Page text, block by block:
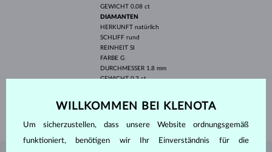
GEWICHT 0.08 ct
DIAMANTEN
HERKUNFT natürlich
SCHLIFF rund
REINHEIT SI
FARBE G
DURCHMESSER 1.8 mm
GEWICHT0.3 ct
1.25 g
WILLKOMMEN BEI KLENOTA
Um sicherzustellen, dass unsere Website ordnungsgemäß
funktioniert, benötigen wir Ihr Einverständnis für die